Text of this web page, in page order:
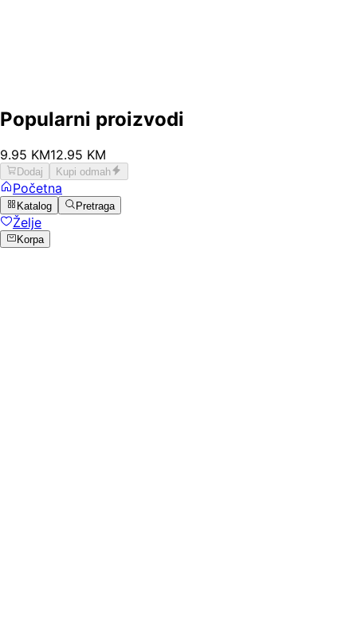
Popularni proizvodi
9.95 KM12.95 KM
Dodaj Kupi odmah
Početna
Katalog Pretraga
Želje
Korpa